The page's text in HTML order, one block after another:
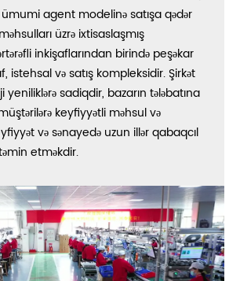
agent modelinə satışa qədər
üzrə ixtisaslaşmış
inkişaflarından birində peşəkar
istehsal və satış kompleksidir. Şirkət
sadiqdir, bazarın tələbatına
keyfiyyətli məhsul və
və sənayedə uzun illər qabaqcıl
etməkdir.